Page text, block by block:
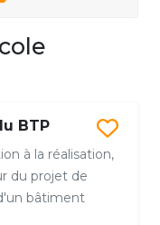
BTP
à la réalisation,
du projet de
bâtiment